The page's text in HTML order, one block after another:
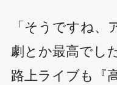
「そうですね
劇とか最高でし
路上ライブも『